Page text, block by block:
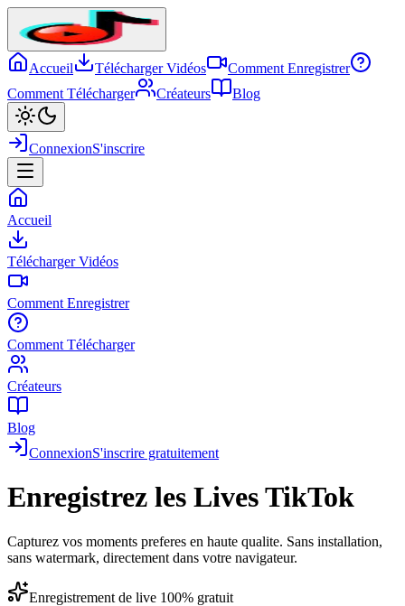
Accueil Télécharger Vidéos
Comment Enregistrer
Comment Télécharger
Créateurs Blog
ConnexionS'inscrire
Accueil
Télécharger Vidéos
Comment Enregistrer
Comment Télécharger
Créateurs
Blog
ConnexionS'inscrire gratuitement
Enregistrez les Lives TikTok
Capturez vos moments preferes en haute qualite. Sans installation,
sans watermark, directement dans votre navigateur.
Enregistrement de live 100% gratuit